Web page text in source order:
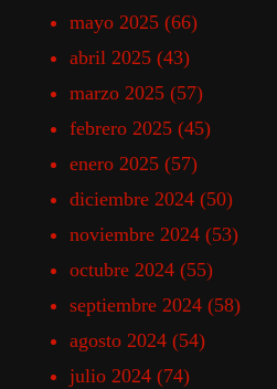
mayo 2025 (66)
abril 2025 (43)
marzo 2025 (57)
febrero 2025 (45)
enero 2025 (57)
diciembre 2024 (50)
noviembre 2024 (53)
octubre 2024 (55)
septiembre 2024 (58)
agosto 2024 (54)
julio 2024 (74)